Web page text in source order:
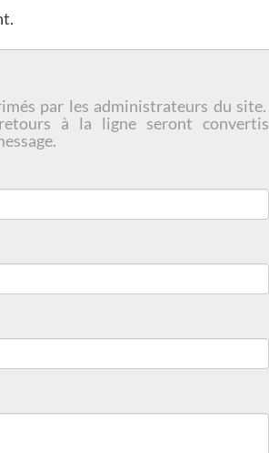
par les administrateurs du site.
à la ligne seront convertis